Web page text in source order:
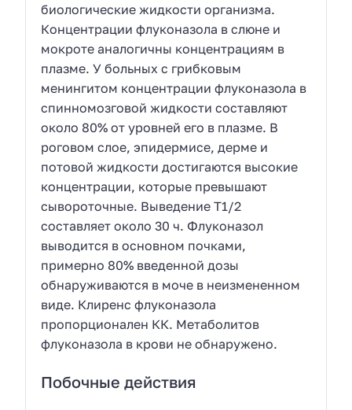
биологические жидкости организма.
Концентрации флуконазола в слюне и
мокроте аналогичны концентрациям в
плазме. У больных с грибковым
менингитом концентрации флуконазола в
спинномозговой жидкости составляют
около 80% от уровней его в плазме. В
роговом слое, эпидермисе, дерме и
потовой жидкости достигаются высокие
концентрации, которые превышают
сывороточные. Выведение T1/2
составляет около 30 ч. Флуконазол
выводится в основном почками,
примерно 80% введенной дозы
обнаруживаются в моче в неизмененном
виде. Клиренс флуконазола
пропорционален КК. Метаболитов
флуконазола в крови не обнаружено.
Побочные действия